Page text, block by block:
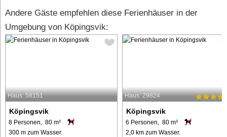
Andere Gäste empfehlen diese Ferienhäuser in der
Umgebung von Köpingsvik:
Haus: 58151
Köpingsvik
8 Personen, 80 m²
300 m zum Wasser.
Haus: 29824
Köpingsvik
6 Personen, 80 m²
2,0 km zum Wasser.